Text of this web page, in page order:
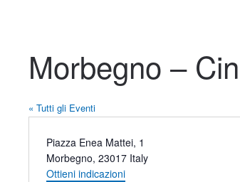
Morbegno –
« Tutti gli Eventi
Indirizzo
Piazza Enea Mattei, 1
Morbegno, 23017 Italy
Ottieni indicazioni